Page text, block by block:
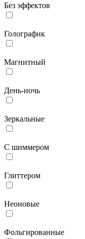
Без эффектов
Голографик
Магнитный
День-ночь
Зеркальные
С шиммером
Глиттером
Неоновые
Фольгированные